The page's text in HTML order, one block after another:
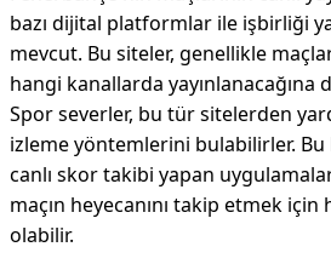
bazı dijital platformlar ile işbirliği
mevcut. Bu siteler, genellikle
hangi kanallarda
Spor severler, bu tür sitelerden
izleme yöntemlerini bulabilirler. Bu
canlı skor takibi yapan
maçın heyecanını takip etmek
olabilir.